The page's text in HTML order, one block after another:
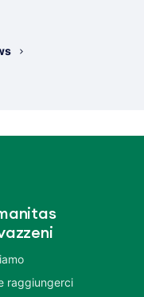
raggiungerci